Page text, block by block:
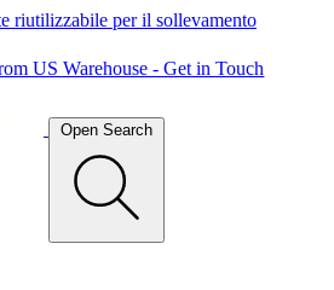
riutilizzabile per il sollevamento
US Warehouse - Get in Touch
Open Search